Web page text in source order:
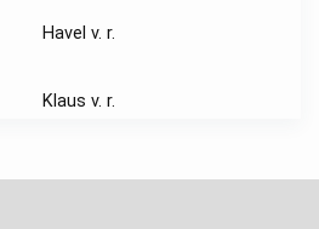
Havel v. r.
Klaus v. r.